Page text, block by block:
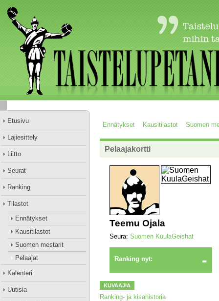
Etusivu
Lajiesittely
Liitto
Seurat
Ranking
Tilastot
Ennätykset
Kausitilastot
Suomen mestarit
Pelaajat
Kalenteri
Uutisia
Ennätykset Kausitilastot Suomen
Pelaajakortti
Teemu Ojala
Seura: Suomen KuulaGeishat
Ranking nyt: -
KUVAAJIA
Ranking- ja kisahistoria